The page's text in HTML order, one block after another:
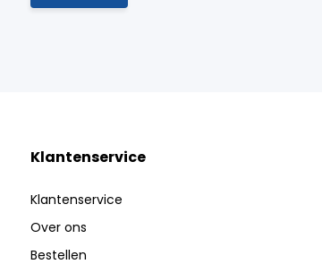
Klantenservice
Klantenservice
Over ons
Bestellen